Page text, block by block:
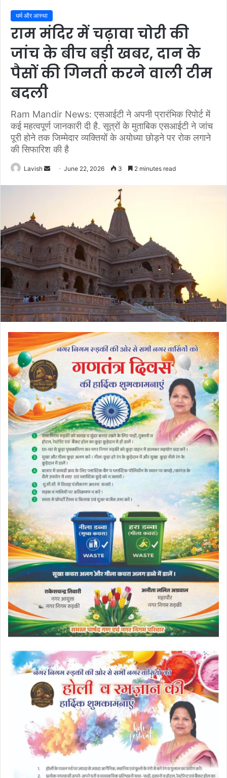
धर्म और आस्था
राम मंदिर में चढ़ावा चोरी की
जांच के बीच बड़ी खबर, दान के
पैसों की गिनती करने वाली टीम
बदली
Ram Mandir News: एसआईटी ने अपनी प्रारंभिक रिपोर्ट में
कई महत्वपूर्ण जानकारी दी है. सूत्रों के मुताबिक एसआईटी ने जांच
पूरी होने तक जिम्मेदार व्यक्तियों के अयोध्या छोड़ने पर रोक लगाने
की सिफारिश की है
Lavish
Send June 22, 2026 3 2 minutes read